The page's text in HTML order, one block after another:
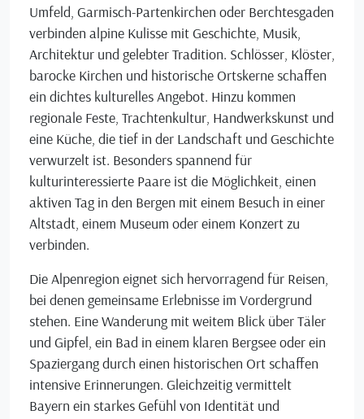
Umfeld, Garmisch-Partenkirchen oder Berchtesgaden
verbinden alpine Kulisse mit Geschichte, Musik,
Architektur und gelebter Tradition. Schlösser, Klöster,
barocke Kirchen und historische Ortskerne schaffen
ein dichtes kulturelles Angebot. Hinzu kommen
regionale Feste, Trachtenkultur, Handwerkskunst und
eine Küche, die tief in der Landschaft und Geschichte
verwurzelt ist. Besonders spannend für
kulturinteressierte Paare ist die Möglichkeit, einen
aktiven Tag in den Bergen mit einem Besuch in einer
Altstadt, einem Museum oder einem Konzert zu
verbinden.
Die Alpenregion eignet sich hervorragend für Reisen,
bei denen gemeinsame Erlebnisse im Vordergrund
stehen. Eine Wanderung mit weitem Blick über Täler
und Gipfel, ein Bad in einem klaren Bergsee oder ein
Spaziergang durch einen historischen Ort schaffen
intensive Erinnerungen. Gleichzeitig vermittelt
Bayern ein starkes Gefühl von Identität und